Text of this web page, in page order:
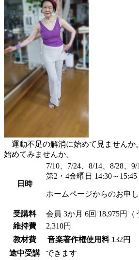
運動不足の解消に始めて見ませんか
始めてみませんか。
日時
7/10、7/24、8/14、8/28、9/
第2・4金曜日 14:30～15:45
ホームページからのお申
受講料 会員 3か月 6回 18,975円（
維持費
2,310円
教材費
音楽著作権使用料 132円
途中受講
できます